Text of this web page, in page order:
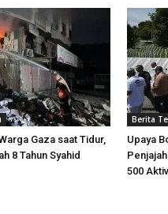
Gaza saat Tidur,
8 Tahun Syahid
Berita
Upaya
500